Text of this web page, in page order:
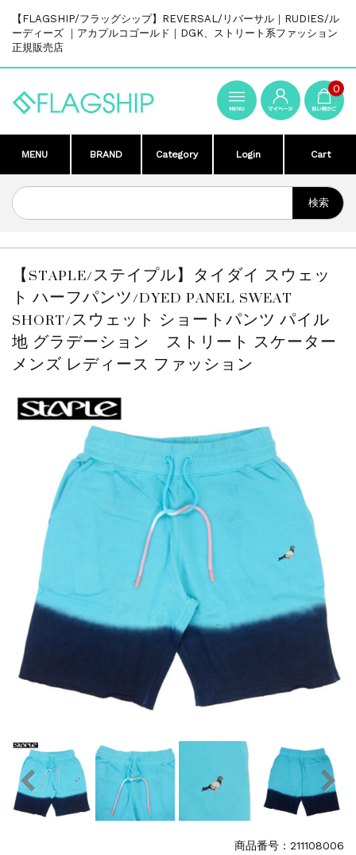
【FLAGSHIP/フラッグシップ】REVERSAL/リバーサル｜RUDIES/ル
ーディーズ ｜アカプルコゴールド｜DGK、ストリート系ファッション
正規販売店
0
MENU BRAND Category Login Cart
【STAPLE/ステイプル】タイダイ スウェッ
ト ハーフパンツ/DYED PANEL SWEAT
SHORT/スウェット ショートパンツ パイル
地 グラデーション ストリート スケーター
メンズ レディース ファッション
商品番号：211108006